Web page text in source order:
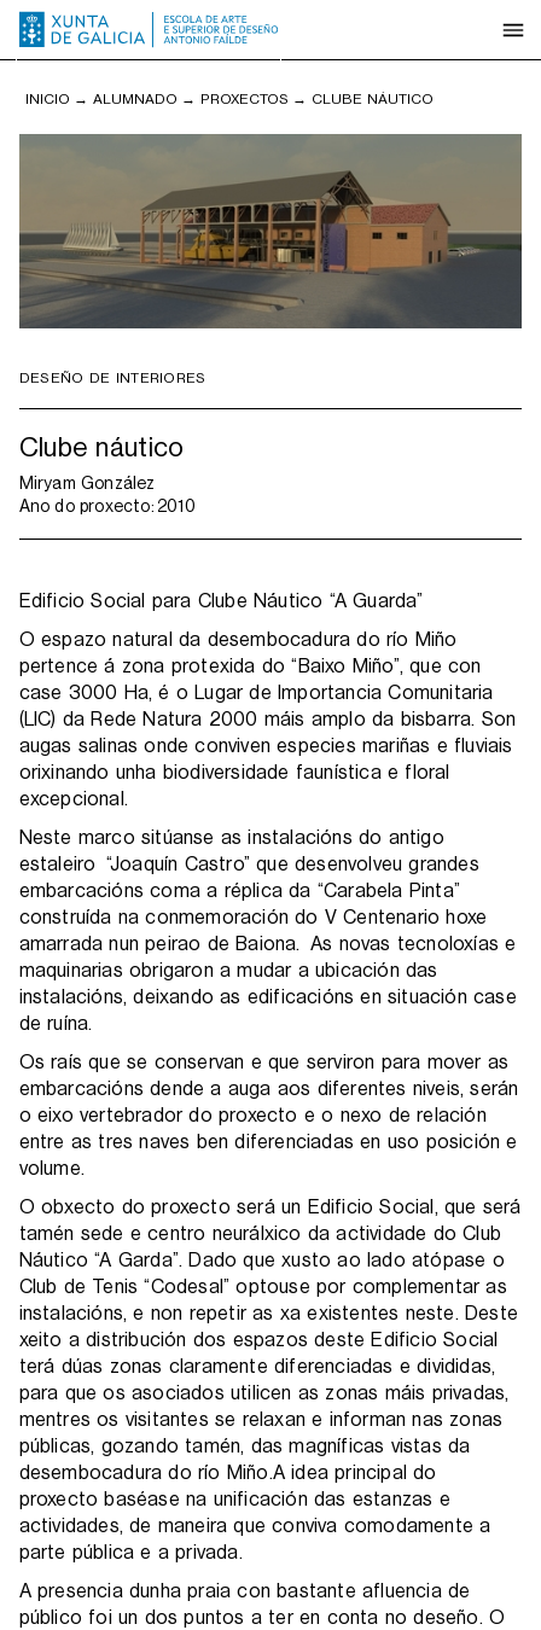
INICIO → ALUMNADO → PROXECTOS → CLUBE NÁUTICO
DESEÑO DE INTERIORES
Clube náutico
Miryam González
Ano do proxecto: 2010
Edificio Social para Clube Náutico “A Guarda”
O espazo natural da desembocadura do río Miño
pertence á zona protexida do “Baixo Miño”, que con
case 3000 Ha, é o Lugar de Importancia Comunitaria
(LIC) da Rede Natura 2000 máis amplo da bisbarra. Son
augas salinas onde conviven especies mariñas e fluviais
orixinando unha biodiversidade faunística e floral
excepcional.
Neste marco sitúanse as instalacións do antigo
estaleiro “Joaquín Castro” que desenvolveu grandes
embarcacións coma a réplica da “Carabela Pinta”
construída na conmemoración do V Centenario hoxe
amarrada nun peirao de Baiona. As novas tecnoloxías e
maquinarias obrigaron a mudar a ubicación das
instalacións, deixando as edificacións en situación case
de ruína.
Os raís que se conservan e que serviron para mover as
embarcacións dende a auga aos diferentes niveis, serán
o eixo vertebrador do proxecto e o nexo de relación
entre as tres naves ben diferenciadas en uso posición e
volume.
O obxecto do proxecto será un Edificio Social, que será
tamén sede e centro neurálxico da actividade do Club
Náutico “A Garda”. Dado que xusto ao lado atópase o
Club de Tenis “Codesal” optouse por complementar as
instalacións, e non repetir as xa existentes neste. Deste
xeito a distribución dos espazos deste Edificio Social
terá dúas zonas claramente diferenciadas e divididas,
para que os asociados utilicen as zonas máis privadas,
mentres os visitantes se relaxan e informan nas zonas
públicas, gozando tamén, das magníficas vistas da
desembocadura do río Miño.A idea principal do
proxecto baséase na unificación das estanzas e
actividades, de maneira que conviva comodamente a
parte pública e a privada.
A presencia dunha praia con bastante afluencia de
público foi un dos puntos a ter en conta no deseño. O